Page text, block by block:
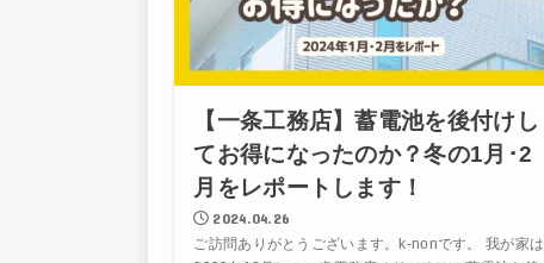
【一条工務店】蓄電池を後付けし
てお得になったのか？冬の1月･2
月をレポートします！
2024.04.26
ご訪問ありがとうございます。k-nonです。 我が家は